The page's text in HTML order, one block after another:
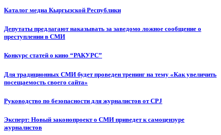
Каталог медиа Кыргызской Республики
Депутаты предлагают наказывать за заведомо ложное сообщение о
преступлении в СМИ
Конкурс статей о кино “РАКУРС”
Для традиционных СМИ будет проведен тренинг на тему «Как увеличить
посещаемость своего сайта»
Руководство по безопасности для журналистов от CPJ
Эксперт: Новый законопроект о СМИ приведет к самоцензуре
журналистов